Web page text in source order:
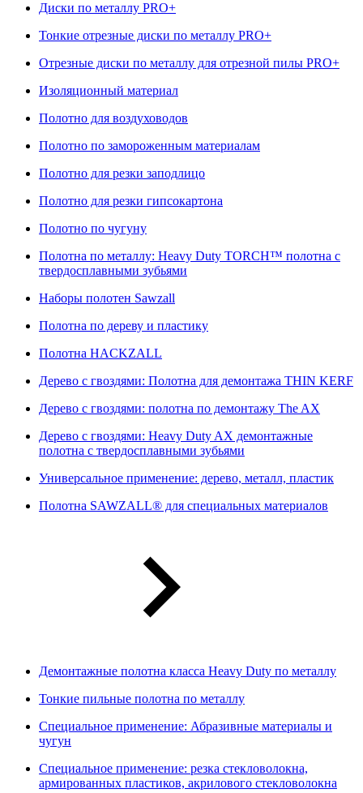
Диски по металлу PRO+
Тонкие отрезные диски по металлу PRO+
Отрезные диски по металлу для отрезной пилы PRO+
Изоляционный материал
Полотно для воздуховодов
Полотно по замороженным материалам
Полотно для резки заподлицо
Полотно для резки гипсокартона
Полотно по чугуну
Полотна по металлу: Heavy Duty TORCH™ полотна с
твердосплавными зубьями
Наборы полотен Sawzall
Полотна по дереву и пластику
Полотна HACKZALL
Дерево с гвоздями: Полотна для демонтажа THIN KERF
Дерево с гвоздями: полотна по демонтажу The AX
Дерево с гвоздями: Heavy Duty AX демонтажные
полотна с твердосплавными зубьями
Универсальное применение: дерево, металл, пластик
Полотна SAWZALL® для специальных материалов
Демонтажные полотна класса Heavy Duty по металлу
Тонкие пильные полотна по металлу
Специальное применение: Абразивные материалы и
чугун
Специальное применение: резка стекловолокна,
армированных пластиков, акрилового стекловолокна